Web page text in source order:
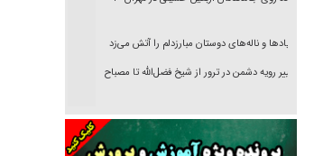
فریاد‌ها و ناله‌های دوستان مبارزدلم را آتش می‌زد
تغییر رویه دشمن در ترور از شیخ فضل‌الله تا مصباح
خرید قسطی اولش خنده و آخرش گریه است!
فوتبال و آن «بالا»!